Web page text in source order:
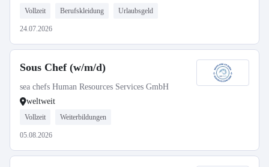
Vollzeit Berufskleidung Urlaubsgeld
24.07.2026
Sous Chef (w/m/d)
sea chefs Human Resources Services GmbH
weltweit
Vollzeit Weiterbildungen
05.08.2026